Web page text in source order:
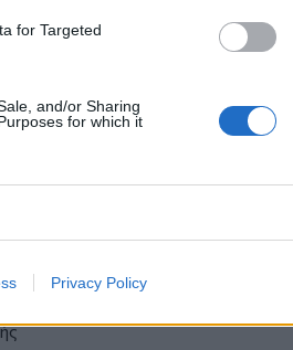
for Targeted
and/or Sharing
for which it
Privacy Policy
στο
Μέσης